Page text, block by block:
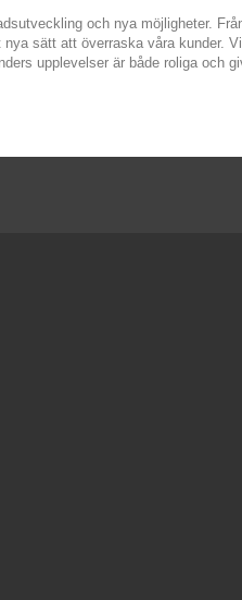
och nya möjligheter.
sätt att överraska våra kunder.
upplevelser är både roliga och